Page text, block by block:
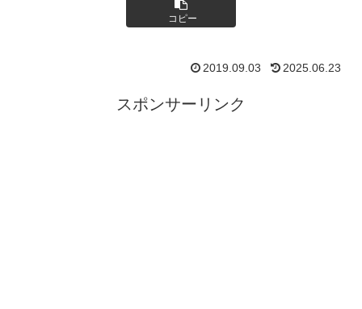
コピー
2019.09.03 2025.06.23
スポンサーリンク